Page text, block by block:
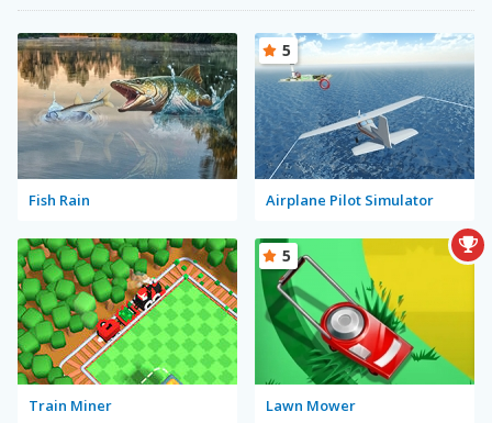
Fish Rain Airplane Pilot Simulator
5
Train Miner Lawn Mower
5